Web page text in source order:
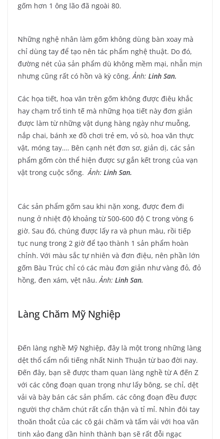
gốm hơn 1 ông lão đã ngoài 80.
Những nghệ nhân làm gốm không dùng bàn xoay mà
chỉ dùng tay để tạo nên tác phẩm nghệ thuật. Do đó,
đường nét của sản phẩm dù không mềm mại, nhẵn mịn
nhưng cũng rất có hồn và kỳ công.Ảnh: Linh San.
Các họa tiết, hoa văn trên gốm không được điêu khắc
hay chạm trổ tinh tế mà những họa tiết này đơn giản
được làm từ những vật dụng hàng ngày như muỗng,
nắp chai, bánh xe đồ chơi trẻ em, vỏ sò, hoa văn thực
vật, móng tay…. Bên cạnh nét đơn sơ, giản dị, các sản
phẩm gốm còn thể hiện được sự gắn kết trong của vạn
vật trong cuộc sống.Ảnh: Linh San.
Các sản phẩm gốm sau khi nặn xong, được đem đi
nung ở nhiệt độ khoảng từ 500-600 độ C trong vòng 6
giờ. Sau đó, chúng được lấy ra và phun màu, rồi tiếp
tục nung trong 2 giờ để tạo thành 1 sản phẩm hoàn
chỉnh. Với màu sắc tự nhiên và đơn điệu, nên phần lớn
gốm Bàu Trúc chỉ có các màu đơn giản như vàng đỏ, đỏ
hồng, đen xám, vệt nâu.Ảnh: Linh San.
Làng Chăm Mỹ Nghiệp
Đến làng nghề Mỹ Nghiệp, đây là một trong những làng
dệt thổ cẩm nổi tiếng nhất Ninh Thuận từ bao đời nay.
Đến đây, bạn sẽ được tham quan làng nghề từ A đến Z
với các công đoạn quan trọng như lấy bông, se chỉ, dệt
vải và bày bán các sản phẩm. các công đoạn đều được
người thợ chăm chút rất cẩn thận và tỉ mỉ. Nhìn đôi tay
thoăn thoắt của các cô gái chăm và tấm vải với hoa văn
tinh xảo đang dần hình thành bạn sẽ rất đỗi ngạc